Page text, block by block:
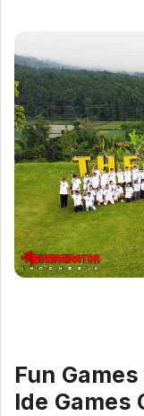
Fun
Ide Games